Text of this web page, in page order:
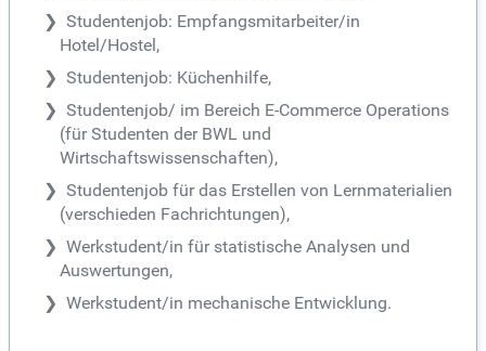
Studentenjob: Empfangsmitarbeiter/in
Hotel/Hostel,
Studentenjob: Küchenhilfe,
Studentenjob/ im Bereich E-Commerce Operations
(für Studenten der BWL und
Wirtschaftswissenschaften),
Studentenjob für das Erstellen von Lernmaterialien
(verschieden Fachrichtungen),
Werkstudent/in für statistische Analysen und
Auswertungen,
Werkstudent/in mechanische Entwicklung.